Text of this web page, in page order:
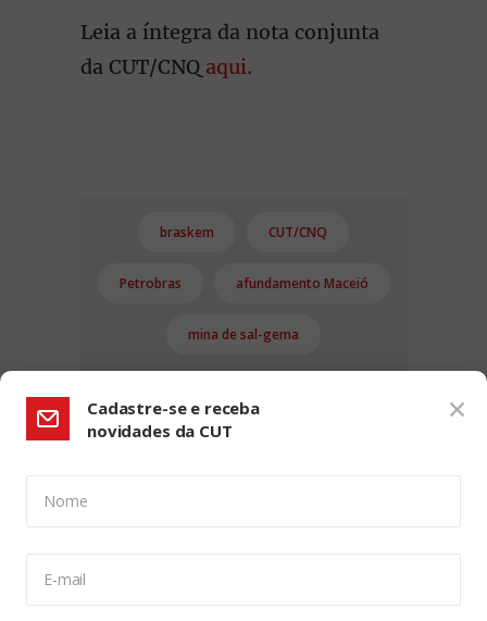
Leia a íntegra da nota conjunta
da CUT/CNQ aqui.
braskem CUT/CNQ
Petrobras afundamento Maceió
mina de sal-gema
Cadastre-se e receba
novidades da CUT
Nome
E-mail
CONFIGURAÇÃO DE COOKIES: